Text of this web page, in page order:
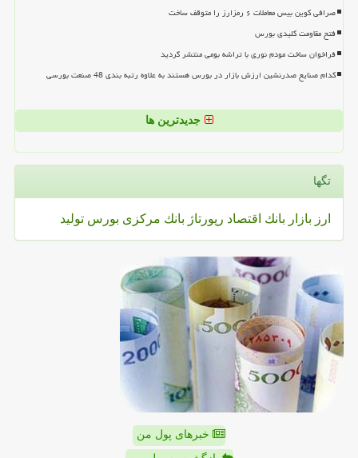
صرافی کوین بیس معاملات ۶ رمزارز را متوقف ساخت
فتح مقاومت کلیدی بورس
فراخوان ساخت مودم نوری با تراشه بومی منتشر گردید
کدام صنایع صدرنشین ارزش بازار در بورس هستند به علاوه رتبه بندی 48 صنعت بورسی
جدیدترین ها
تگها
ارز بازار بانك اقتصاد رپورتاژ بانك مركزی بورس تولید
خبرهای پول من